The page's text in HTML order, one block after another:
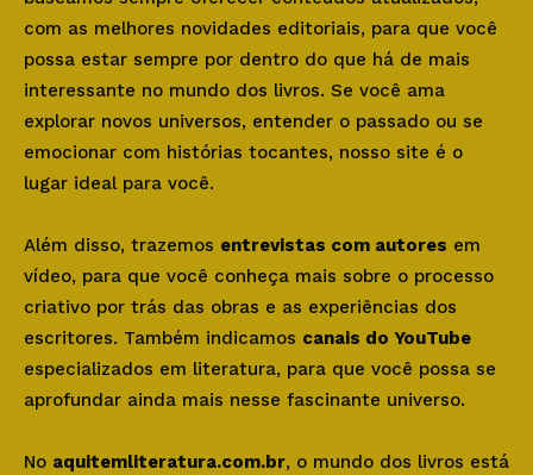
com as melhores novidades editoriais, para que você
possa estar sempre por dentro do que há de mais
interessante no mundo dos livros. Se você ama
explorar novos universos, entender o passado ou se
emocionar com histórias tocantes, nosso site é o
lugar ideal para você.
Além disso, trazemos entrevistas com autores em
vídeo, para que você conheça mais sobre o processo
criativo por trás das obras e as experiências dos
escritores. Também indicamos canais do YouTube
especializados em literatura, para que você possa se
aprofundar ainda mais nesse fascinante universo.
No aquitemliteratura.com.br, o mundo dos livros está